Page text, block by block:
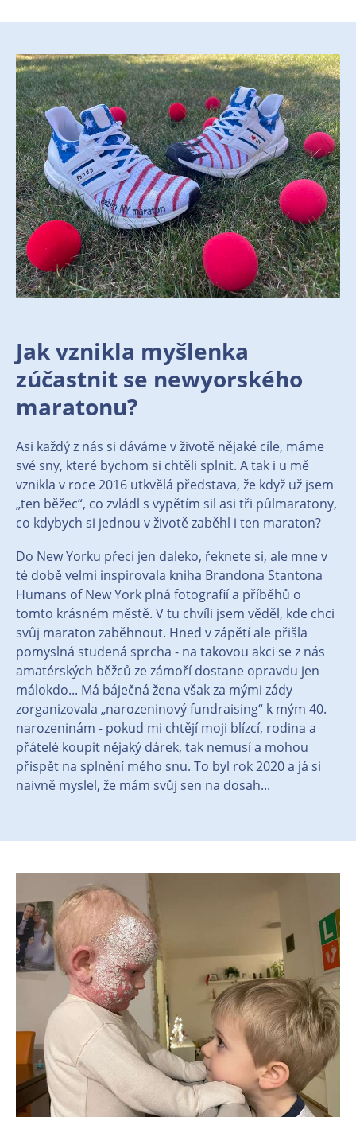
Jak vznikla myšlenka
zúčastnit se newyorského
maratonu?
Asi každý z nás si dáváme v životě nějaké cíle, máme
své sny, které bychom si chtěli splnit. A tak i u mě
vznikla v roce 2016 utkvělá představa, že když už jsem
„ten běžec“, co zvládl s vypětím sil asi tři půlmaratony,
co kdybych si jednou v životě zaběhl i ten maraton?
Do New Yorku přeci jen daleko, řeknete si, ale mne v
té době velmi inspirovala kniha Brandona Stantona
Humans of New York plná fotografií a příběhů o
tomto krásném městě. V tu chvíli jsem věděl, kde chci
svůj maraton zaběhnout. Hned v zápětí ale přišla
pomyslná studená sprcha - na takovou akci se z nás
amatérských běžců ze zámoří dostane opravdu jen
málokdo... Má báječná žena však za mými zády
zorganizovala „narozeninový fundraising“ k mým 40.
narozeninám - pokud mi chtějí moji blízcí, rodina a
přátelé koupit nějaký dárek, tak nemusí a mohou
přispět na splnění mého snu. To byl rok 2020 a já si
naivně myslel, že mám svůj sen na dosah...